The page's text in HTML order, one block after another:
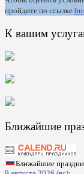
пройдите по ссылке
К вашим
Ближайшие
Ближайшие